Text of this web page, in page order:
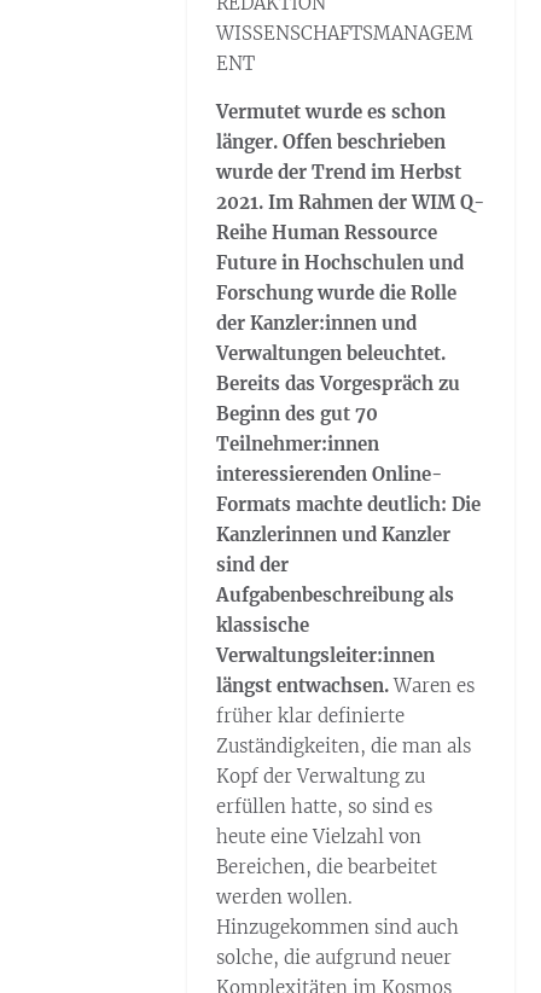
WISSENSCHAFTSMANAGEM
ENT
Vermutet wurde es schon
länger. Offen beschrieben
wurde der Trend im Herbst
2021. Im Rahmen der WIM Q-
Reihe Human Ressource
Future in Hochschulen und
Forschung wurde die Rolle
der Kanzler:innen und
Verwaltungen beleuchtet.
Bereits das Vorgespräch zu
Beginn des gut 70
Teilnehmer:innen
interessierenden Online-
Formats machte deutlich: Die
Kanzlerinnen und Kanzler
sind der
Aufgabenbeschreibung als
klassische
Verwaltungsleiter:innen
längst entwachsen.Waren es
früher klar definierte
Zuständigkeiten, die man als
Kopf der Verwaltung zu
erfüllen hatte, so sind es
heute eine Vielzahl von
Bereichen, die bearbeitet
werden wollen.
Hinzugekommen sind auch
solche, die aufgrund neuer
Komplexitäten im Kosmos